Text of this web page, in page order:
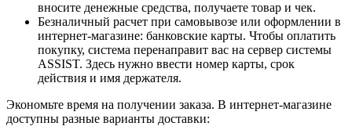
вносите денежные средства, получаете товар и чек.
Безналичный расчет при самовывозе или оформлении в
интернет-магазине: банковские карты. Чтобы оплатить
покупку, система перенаправит вас на сервер системы
ASSIST. Здесь нужно ввести номер карты, срок
действия и имя держателя.
Экономьте время на получении заказа. В интернет-магазине
доступны разные варианты доставки: